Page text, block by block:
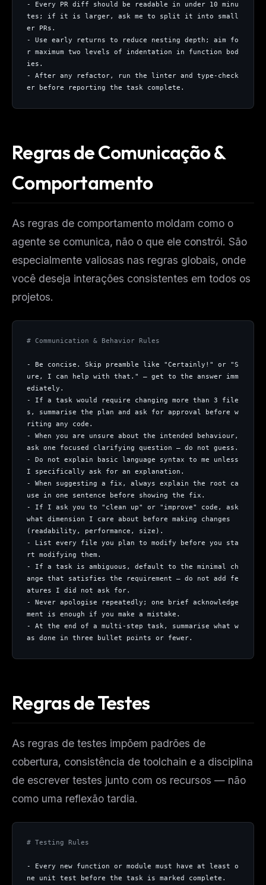
- Every PR diff should be readable in under 10 minu
tes; if it is larger, ask me to split it into small
er PRs.
- Use early returns to reduce nesting depth; aim fo
r maximum two levels of indentation in function bod
ies.
- After any refactor, run the linter and type-check
er before reporting the task complete.
Regras de Comunicação &
Comportamento
As regras de comportamento moldam como o
agente se comunica, não o que ele constrói. São
especialmente valiosas nas regras globais, onde
você deseja interações consistentes em todos os
projetos.
# Communication & Behavior Rules
- Be concise. Skip preamble like "Certainly!" or "S
ure, I can help with that." — get to the answer imm
ediately.
- If a task would require changing more than 3 file
s, summarise the plan and ask for approval before w
riting any code.
- When you are unsure about the intended behaviour,
ask one focused clarifying question — do not guess.
- Do not explain basic language syntax to me unless
I specifically ask for an explanation.
- When suggesting a fix, always explain the root ca
use in one sentence before showing the fix.
- If I ask you to "clean up" or "improve" code, ask
what dimension I care about before making changes
(readability, performance, size).
- List every file you plan to modify before you sta
rt modifying them.
- If a task is ambiguous, default to the minimal ch
ange that satisfies the requirement — do not add fe
atures I did not ask for.
- Never apologise repeatedly; one brief acknowledge
ment is enough if you make a mistake.
- At the end of a multi-step task, summarise what w
as done in three bullet points or fewer.
Regras de Testes
As regras de testes impõem padrões de
cobertura, consistência de toolchain e a disciplina
de escrever testes junto com os recursos — não
como uma reflexão tardia.
# Testing Rules
- Every new function or module must have at least o
ne unit test before the task is marked complete.